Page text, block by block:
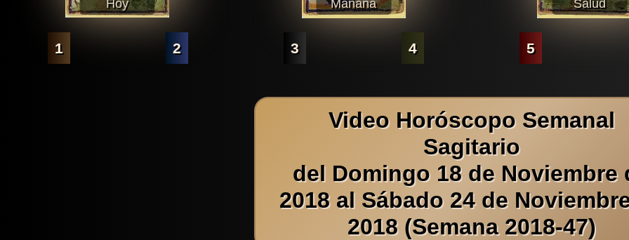
Hoy
Mañana
Salud
1 2 3 4 5
Video Horóscopo Semanal
Sagitario
del Domingo 18 de Noviembre
2018 al Sábado 24 de
2018 (Semana 2018-47)